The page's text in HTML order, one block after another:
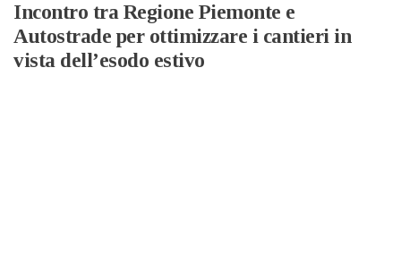
Incontro tra Regione Piemonte e
Autostrade per ottimizzare i cantieri in
vista dell’esodo estivo